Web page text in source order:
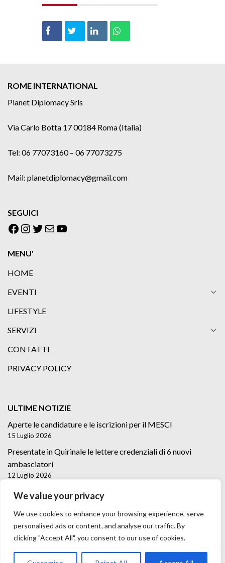
We value your privacy
We use cookies to enhance your browsing experience, serve
personalised ads or content, and analyse our traffic. By
clicking "Accept All", you consent to our use of cookies.
ROME INTERNATIONAL
Planet Diplomacy Srls
Via Carlo Botta 17 00184 Roma (Italia)
Tel: 06 77073160 – 06 77073275
Mail: planetdiplomacy@gmail.com
SEGUICI
Facebook
Instagram
Twitter
EmailYouTube
MENU'
HOME
EVENTI
LIFESTYLE
SERVIZI
CONTATTI
PRIVACY POLICY
ULTIME NOTIZIE
Aperte le candidature e le iscrizioni per il MESCI
15 Luglio 2026
Presentate in Quirinale le lettere credenziali di 6 nuovi
ambasciatori
12 Luglio 2026
Lettere credenziali di 5 nuovi Ambasciatori